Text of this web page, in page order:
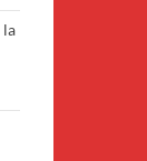
la